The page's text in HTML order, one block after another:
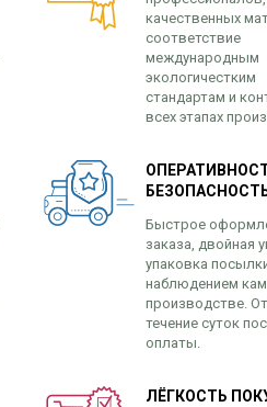
качественных
соответствие
международным
экологичестким
стандартам и
всех этапах
Быстрое
заказа, двойная
упаковка
наблюдением
производстве.
течение суток
оплаты.
ЛЁГКОСТЬ